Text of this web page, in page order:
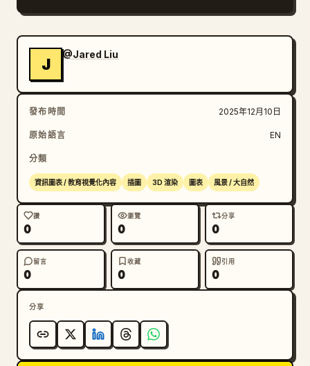
J
@Jared Liu
發布時間 2025年12月10日
原始語言 EN
分類
資訊圖表 / 教育視覺化內容 插圖 3D 渲染 圖表 風景 / 大自然
讚
0
瀏覽
0
分享
0
留言
0
收藏
0
引用
0
分享